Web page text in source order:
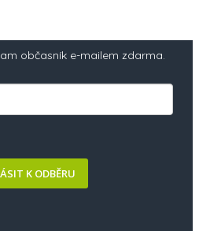
občasník e-mailem zdarma.
K ODBĚRU